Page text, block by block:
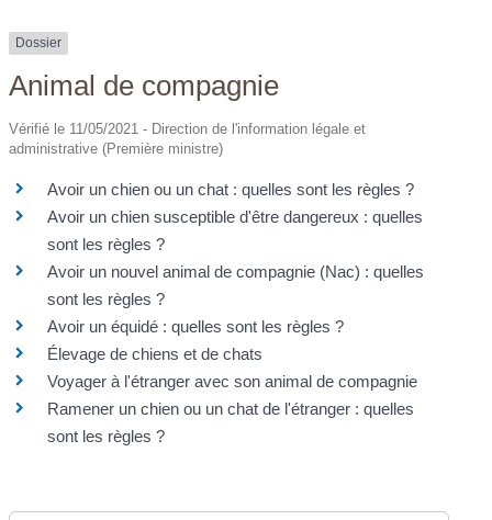
Dossier
Animal de compagnie
Vérifié le 11/05/2021 - Direction de l'information légale et
administrative (Première ministre)
Avoir un chien ou un chat : quelles sont les règles ?
Avoir un chien susceptible d'être dangereux : quelles
sont les règles ?
Avoir un nouvel animal de compagnie (Nac) : quelles
sont les règles ?
Avoir un équidé : quelles sont les règles ?
Élevage de chiens et de chats
Voyager à l'étranger avec son animal de compagnie
Ramener un chien ou un chat de l'étranger : quelles
sont les règles ?